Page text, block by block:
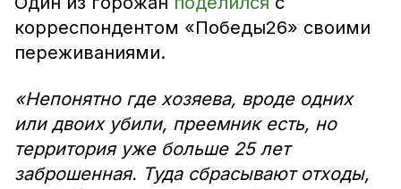
корреспондентом «Победы26» своими
переживаниями.
«Непонятно где хозяева, вроде одних
или двоих убили, преемник есть, но
территория уже больше 25 лет
заброшенная. Туда сбрасывают отходы,